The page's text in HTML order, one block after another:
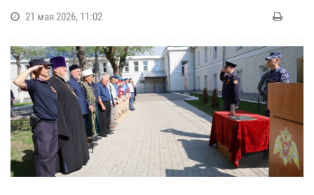
21 мая 2026, 11:02